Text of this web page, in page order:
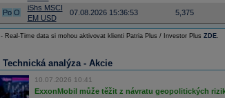
Po O
iShs MSCI
EM USD
07.08.2026 15:36:53 5,375
- Real-Time data si mohou aktivovat klienti Patria Plus / Investor Plus ZDE.
Technická analýza - Akcie
10.07.2026 10:41
ExxonMobil může těžit z návratu geopolitických